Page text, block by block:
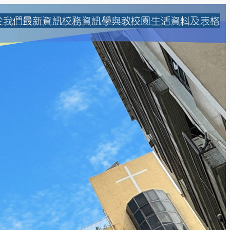
我們最新資訊校務資訊學與教校園生活資料及表格